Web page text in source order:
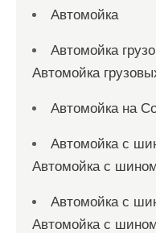
Автомойка
Автомойка
Автомойка
Автомойка на
Автомойка с
Автомойка с
Автомойка с
Автомойка с